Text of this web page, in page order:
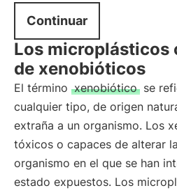
Continuar
Los microplásticos
de xenobióticos
El término xenobiótico se
cualquier tipo, de origen
extraña a un organismo. Los
tóxicos o capaces de alterar
organismo en el que se han
estado expuestos. Los